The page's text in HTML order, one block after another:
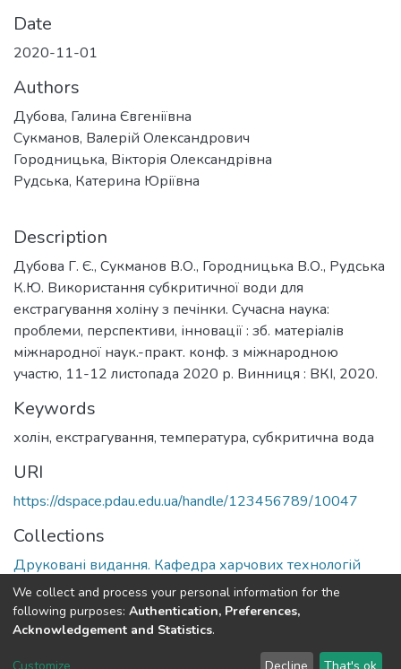
Date
2020-11-01
Authors
Дубова, Галина Євгеніївна
Сукманов, Валерій Олександрович
Городницька, Вікторія Олександрівна
Рудська, Катерина Юріївна
Description
Дубова Г. Є., Сукманов В.О., Городницька В.О., Рудська
К.Ю. Використання субкритичної води для
екстрагування холіну з печінки. Сучасна наука:
проблеми, перспективи, інновації : зб. матеріалів
міжнародної наук.-практ. конф. з міжнародною
участю, 11-12 листопада 2020 р. Винниця : ВКІ, 2020.
Keywords
холін, екстрагування, температура, субкритична вода
URI
https://dspace.pdau.edu.ua/handle/123456789/10047
Collections
Друковані видання. Кафедра харчових технологій
Full item page
DSpace software copyright © 2002-2026 LYRASIS
We collect and process your personal information for the
following purposes: Authentication, Preferences,
Acknowledgement and Statistics.